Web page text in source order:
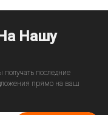
Нашу
последние
прямо на ваш